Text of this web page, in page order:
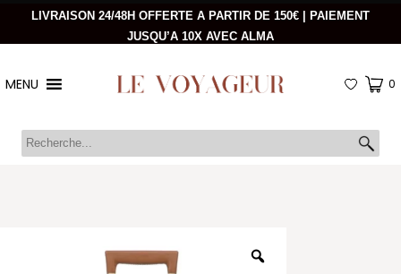
LIVRAISON 24/48H OFFERTE A PARTIR DE 150€ | PAIEMENT
JUSQU’A 10X AVEC ALMA
MENU 0